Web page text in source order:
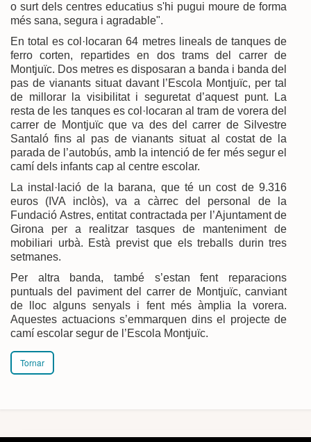
o surt dels centres educatius s'hi pugui moure de forma
més sana, segura i agradable".
En total es col·locaran 64 metres lineals de tanques de
ferro corten, repartides en dos trams del carrer de
Montjuïc. Dos metres es disposaran a banda i banda del
pas de vianants situat davant l’Escola Montjuïc, per tal
de millorar la visibilitat i seguretat d’aquest punt. La
resta de les tanques es col·locaran al tram de vorera del
carrer de Montjuïc que va des del carrer de Silvestre
Santaló fins al pas de vianants situat al costat de la
parada de l’autobús, amb la intenció de fer més segur el
camí dels infants cap al centre escolar.
La instal·lació de la barana, que té un cost de 9.316
euros (IVA inclòs), va a càrrec del personal de la
Fundació Astres, entitat contractada per l’Ajuntament de
Girona per a realitzar tasques de manteniment de
mobiliari urbà. Està previst que els treballs durin tres
setmanes.
Per altra banda, també s’estan fent reparacions
puntuals del paviment del carrer de Montjuïc, canviant
de lloc alguns senyals i fent més àmplia la vorera.
Aquestes actuacions s’emmarquen dins el projecte de
camí escolar segur de l’Escola Montjuïc.
Tornar